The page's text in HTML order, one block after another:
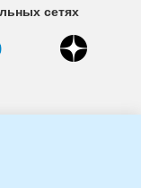
сетях